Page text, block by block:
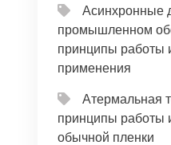
Асинхронные
промышленном
принципы работы
применения
Атермальная
принципы работы
обычной пленки